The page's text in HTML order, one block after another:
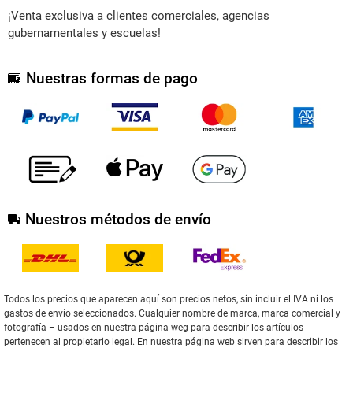
¡Venta exclusiva a clientes comerciales, agencias
gubernamentales y escuelas!
Nuestras formas de pago
Nuestros métodos de envío
Todos los precios que aparecen aquí son precios netos, sin incluir el IVA ni los
gastos de envío seleccionados. Cualquier nombre de marca, marca comercial y
fotografía – usados en nuestra página weg para describir los artículos -
pertenecen al propietario legal. En nuestra página web sirven para describir los